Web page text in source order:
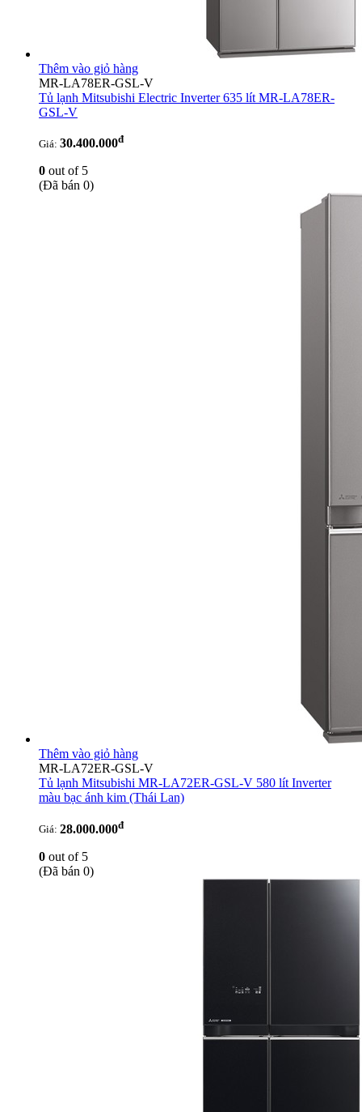
Thêm vào giỏ hàng
MR-LA78ER-GSL-V
Tủ lạnh Mitsubishi Electric Inverter 635 lít MR-LA78ER-
GSL-V
Giá: 30.400.000đ
0 out of 5
(Đã bán 0)
Thêm vào giỏ hàng
MR-LA72ER-GSL-V
Tủ lạnh Mitsubishi MR-LA72ER-GSL-V 580 lít Inverter
màu bạc ánh kim (Thái Lan)
Giá: 28.000.000đ
0 out of 5
(Đã bán 0)